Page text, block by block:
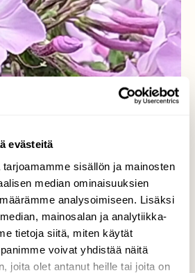
evästeitä
sisällön ja mainosten
median ominaisuuksien
analysoimiseen. Lisäksi
mainosalan ja analytiikka-
tietoja siitä, miten käytät
voivat yhdistää näitä
joita olet antanut heille tai joita on